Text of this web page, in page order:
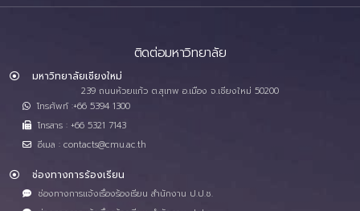
ติดต่อมหาวิทยาลัย
มหาวิทยาลัยเชียงใหม่
239 ถนนห้วยแก้ว ต.สุเทพ อ.เมือง จ.เชียงใหม่ 50200
โทรศัพท์ :+66 5394 1300
โทรสาร : +66 5321 7143
อีเมล : contacts@cmu.ac.th
ช่องทางการร้องเรียน
ช่องทางการแจ้งเรื่องร้องเรียน สำนักงาน ป.ป.ช.